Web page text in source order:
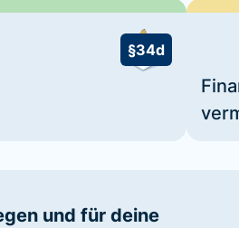
§34d
und für deine